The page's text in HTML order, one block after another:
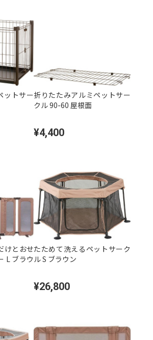
ットサー折りたたみアルミペットサー
クル 90-60 屋根面
¥4,400
けとおせ
L ブラウ
たためて洗えるペットサーク
ル S ブラウン
¥26,800